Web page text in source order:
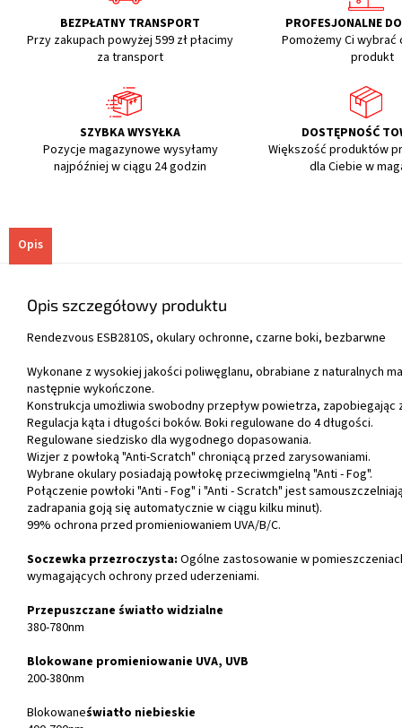
BEZPŁATNY TRANSPORT
Przy zakupach powyżej 599 zł płacimy
za transport
PROFESJONALNE
Pomożemy Ci
produkt
SZYBKA WYSYŁKA
Pozycje magazynowe wysyłamy
najpóźniej w ciągu 24 godzin
DOSTĘPNOŚĆ
Większość produktów
dla Ciebie w
Opis
Opis szczegółowy produktu
Rendezvous ESB2810S, okulary ochronne, czarne boki, bezbarwne
Wykonane z wysokiej jakości poliwęglanu, obrabiane z naturalnych
następnie wykończone.
Konstrukcja umożliwia swobodny przepływ powietrza, zapobiegając
Regulacja kąta i długości boków. Boki regulowane do 4 długości.
Regulowane siedzisko dla wygodnego dopasowania.
Wizjer z powłoką "Anti-Scratch" chroniącą przed zarysowaniami.
Wybrane okulary posiadają powłokę przeciwmgielną "Anti - Fog".
Połączenie powłoki "Anti - Fog" i "Anti - Scratch" jest
zadrapania goją się automatycznie w ciągu kilku minut).
99% ochrona przed promieniowaniem UVA/B/C.
Soczewka przezroczysta: Ogólne zastosowanie w
wymagających ochrony przed uderzeniami.
Przepuszczane światło widzialne
380-780nm
Blokowane promieniowanie UVA, UVB
200-380nm
Blokowaneświatło niebieskie